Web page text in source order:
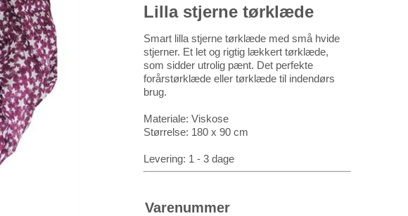
Lilla stjerne tørklæde
Smart lilla stjerne tørklæde med små hvide
stjerner. Et let og rigtig lækkert tørklæde,
som sidder utrolig pænt. Det perfekte
forårstørklæde eller tørklæde til indendørs
brug.
Materiale: Viskose
Størrelse: 180 x 90 cm
Levering: 1 - 3 dage
Varenummer